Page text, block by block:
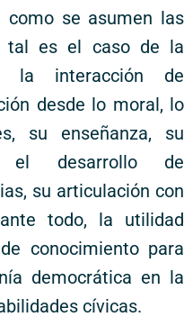
se asumen las
tal es el caso de la
la interacción de
desde lo moral, lo
su enseñanza, su
el desarrollo de
su articulación con
todo, la utilidad
conocimiento para
democrática en la
cívicas.